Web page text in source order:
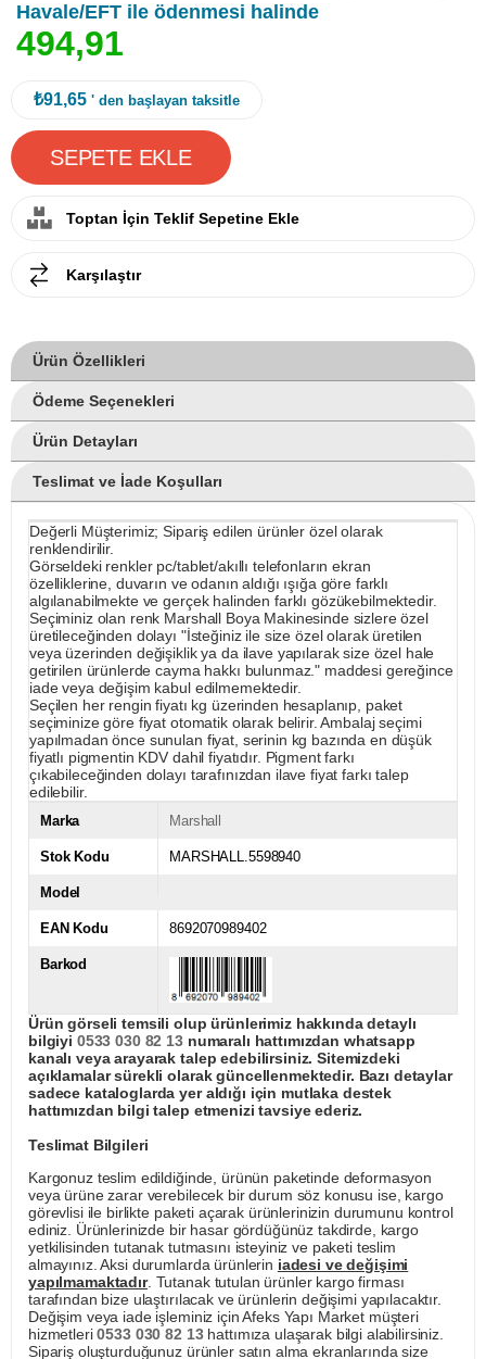
Havale/EFT ile ödenmesi halinde
494,91
₺91,65 ' den başlayan taksitle
Toptan İçin Teklif Sepetine Ekle
Karşılaştır
Ürün Özellikleri
Ödeme Seçenekleri
Ürün Detayları
Teslimat ve İade Koşulları
Değerli Müşterimiz; Sipariş edilen ürünler özel olarak
renklendirilir.
Görseldeki renkler pc/tablet/akıllı telefonların ekran
özelliklerine, duvarın ve odanın aldığı ışığa göre farklı
algılanabilmekte ve gerçek halinden farklı gözükebilmektedir.
Seçiminiz olan renk Marshall Boya Makinesinde sizlere özel
üretileceğinden dolayı "İsteğiniz ile size özel olarak üretilen
veya üzerinden değişiklik ya da ilave yapılarak size özel hale
getirilen ürünlerde cayma hakkı bulunmaz." maddesi gereğince
iade veya değişim kabul edilmemektedir.
Seçilen her rengin fiyatı kg üzerinden hesaplanıp, paket
seçiminize göre fiyat otomatik olarak belirir. Ambalaj seçimi
yapılmadan önce sunulan fiyat, serinin kg bazında en düşük
fiyatlı pigmentin KDV dahil fiyatıdır. Pigment farkı
çıkabileceğinden dolayı tarafınızdan ilave fiyat farkı talep
edilebilir.
Marka Marshall
Stok Kodu MARSHALL.5598940
Model
EAN Kodu 8692070989402
Barkod
Ürün görseli temsili olup ürünlerimiz hakkında detaylı
bilgiyi 0533 030 82 13numaralı hattımızdan whatsapp
kanalı veya arayarak talep edebilirsiniz. Sitemizdeki
açıklamalar sürekli olarak güncellenmektedir. Bazı detaylar
sadece kataloglarda yer aldığı için mutlaka destek
hattımızdan bilgi talep etmenizi tavsiye ederiz.
Teslimat Bilgileri
Kargonuz teslim edildiğinde, ürünün paketinde deformasyon
veya ürüne zarar verebilecek bir durum söz konusu ise, kargo
görevlisi ile birlikte paketi açarak ürünlerinizin durumunu kontrol
ediniz. Ürünlerinizde bir hasar gördüğünüz takdirde, kargo
yetkilisinden tutanak tutmasını isteyiniz ve paketi teslim
almayınız. Aksi durumlarda ürünlerin iadesi ve değişimi
yapılmamaktadır. Tutanak tutulan ürünler kargo firması
tarafından bize ulaştırılacak ve ürünlerin değişimi yapılacaktır.
Değişim veya iade işleminiz için Afeks Yapı Market müşteri
hizmetleri0533 030 82 13hattımıza ulaşarak bilgi alabilirsiniz.
Sipariş oluşturduğunuz ürünler satın alma ekranlarında size